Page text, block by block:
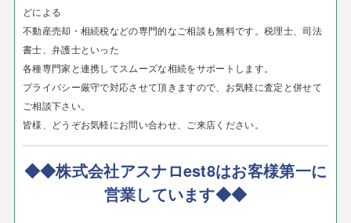
どによる
不動産売却・相続税などの専門的なご相談も無料です。税理士、司法
書士、弁護士といった
各種専門家と連携してスムーズな相続をサポートします。
プライバシー厳守で対応させて頂きますので、お気軽に査定と併せて
ご相談下さい。
皆様、どうぞお気軽にお問い合わせ、ご来店ください。
◆◆株式会社アスナロest8はお客様第一に
営業しています◆◆